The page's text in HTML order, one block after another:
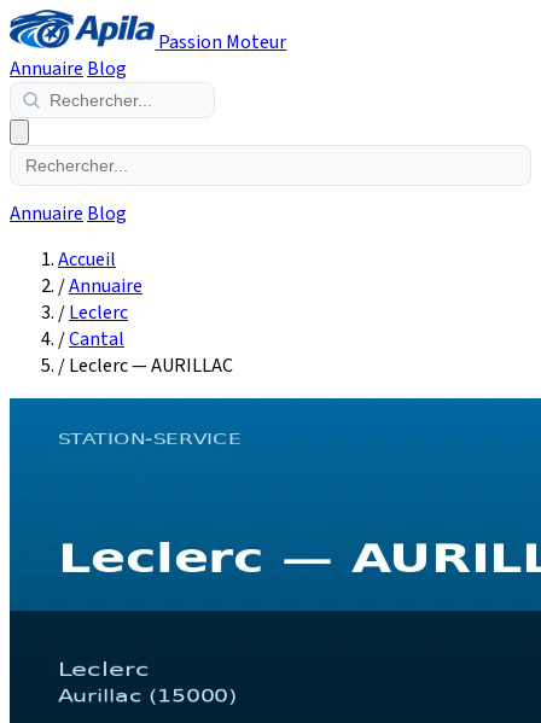
Passion Moteur
Annuaire Blog
Annuaire Blog
Accueil
/Annuaire
/Leclerc
/Cantal
/Leclerc — AURILLAC